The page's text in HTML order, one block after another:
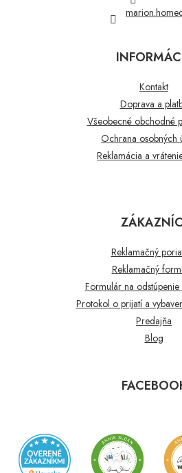
Kontakt
Doprava a
Všeobecné obchodné
Ochrana osobných
Reklamácia a
Reklamačný
Reklamačný
Formulár na
Protokol o prijatí a
Predajňa
Blog